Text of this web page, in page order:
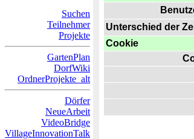
Suchen
Teilnehmer
Projekte
GartenPlan
DorfWiki
OrdnerProjekte_alt
Dörfer
NeueArbeit
VideoBridge
VillageInnovationTalk
Unterschied der
Cookie